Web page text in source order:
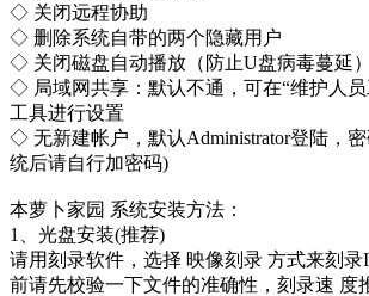
◇ 关闭远程协助
◇ 删除系统自带的两个隐藏用户
◇ 关闭磁盘自动播放（防止U盘病毒蔓延）
◇ 局域网共享：默认不通，可在“维护人员
工具进行设置
◇ 无新建帐户，默认Administrator登陆，
统后请自行加密码)
本萝卜家园 系统安装方法：
1、光盘安装(推荐)
请用刻录软件，选择 映像刻录 方式来刻录
前请先校验一下文件的准确性，刻录速 度